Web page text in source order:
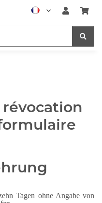
Tagen ohne Angabe von